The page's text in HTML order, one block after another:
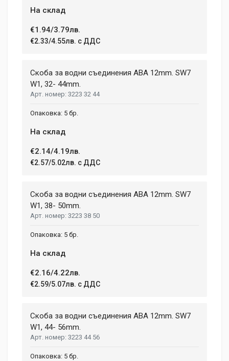
На склад
€1.94/3.79лв.
€2.33/4.55лв. с ДДС
Скоба за водни съединения ABA 12mm. SW7
W1, 32- 44mm.
3223 32 44
5 бр.
На склад
€2.14/4.19лв.
€2.57/5.02лв. с ДДС
Скоба за водни съединения ABA 12mm. SW7
W1, 38- 50mm.
3223 38 50
5 бр.
На склад
€2.16/4.22лв.
€2.59/5.07лв. с ДДС
Скоба за водни съединения ABA 12mm. SW7
W1, 44- 56mm.
3223 44 56
5 бр.